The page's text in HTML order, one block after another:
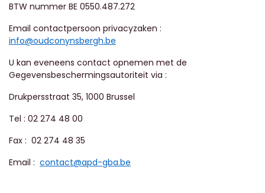
BTW nummer BE 0550.487.272
Email contactpersoon privacyzaken :
info@oudconynsbergh.be
U kan eveneens contact opnemen met de
Gegevensbeschermingsautoriteit via :
Drukpersstraat 35, 1000 Brussel
Tel : 02 274 48 00
Fax : 02 274 48 35
Email : contact@apd-gba.be